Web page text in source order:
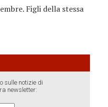
Figli della stessa
sulle notizie di
newsletter: